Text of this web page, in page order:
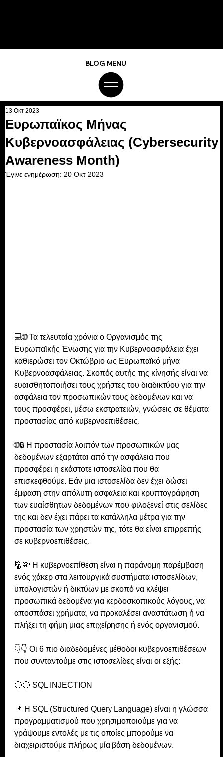
BLOG MENU
Ευρωπαϊκος Μήνας
Κυβερνοασφάλειας (Cybersecurity
Awareness Month)
13 Οκτ 2023
Έγινε ενημέρωση: 20 Οκτ 2023
💻🌐 Τα τελευταία χρόνια ο Οργανισμός της
Ευρωπαϊκής Ένωσης για την Κυβερνοασφάλεια έχει
καθιερώσει τον Οκτώβριο ως Ευρωπαϊκό μήνα
Κυβερνοασφάλειας. Σκοπός αυτής της κίνησής είναι να
ευαισθητοποιήσει τους χρήστες του διαδικτύου για την
ασφάλεια τον προσωπικών τους δεδομένων και να
τους προσφέρει, μέσω εκστρατειών, γνώσεις σε θέματα
προστασίας από κυβερνοεπιθέσεις.
🌐🔒 Η προστασία λοιπόν των προσωπικών μας
δεδομένων εξαρτάται από την ασφάλεια που
προσφέρει η εκάστοτε ιστοσελίδα που θα
επισκεφθούμε. Εάν μια ιστοσελίδα δεν έχει δώσει
έμφαση στην απόλυτη ασφάλεια και κρυπτογράφηση
των ευαίσθητων δεδομένων που φιλοξενεί στις σελίδες
της και δεν έχει πάρει τα κατάλληλα μέτρα για την
προστασία των χρηστών της, τότε θα είναι επιρρεπής
σε κυβερνοεπιθέσεις.
👹💸 Η κυβερνοεπίθεση είναι η παράνομη παρέμβαση
ενός χάκερ στα λειτουργικά συστήματα ιστοσελίδων,
υπολογιστών ή δικτύων με σκοπό να κλέψει
προσωπικά δεδομένα για κερδοσκοπικούς λόγους, να
αποσπάσει χρήματα, να προκαλέσει αναστάτωση ή να
πλήξει τη φήμη μιας επιχείρησης ή ενός οργανισμού.
👇👇 Οι 6 πιο διαδεδομένες μέθοδοι κυβερνοεπιθέσεων
που συνταντούμε στις ιστοσελίδες είναι οι εξής:
🔴🔴 SQL INJECTION
📌 Η SQL (Structured Query Language) είναι η γλώσσα
προγραμματισμού που χρησιμοποιούμε για να
γράψουμε εντολές με τις οποίες μπορούμε να
διαχειριστούμε πλήρως μία βάση δεδομένων.